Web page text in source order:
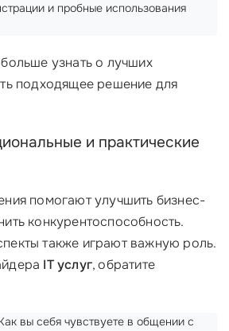
и пробные использования
узнать о лучших
подходящее решение для
и практические
помогают улучшить бизнес-
конкурентоспособность.
также играют важную роль.
IT услуг, обратите
вы себя чувствуете в общении с